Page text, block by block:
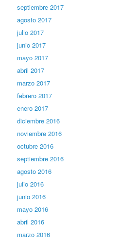
septiembre 2017
agosto 2017
julio 2017
junio 2017
mayo 2017
abril 2017
marzo 2017
febrero 2017
enero 2017
diciembre 2016
noviembre 2016
octubre 2016
septiembre 2016
agosto 2016
julio 2016
junio 2016
mayo 2016
abril 2016
marzo 2016